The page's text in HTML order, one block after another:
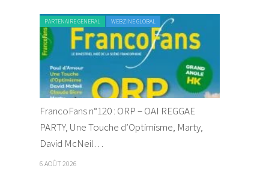
PARTENAIRE GENERAL WEBZINE GLOBAL
FrancoFans n°120 : ORP – OAI REGGAE
PARTY, Une Touche d’Optimisme, Marty,
David McNeil…
6 AOÛT 2026